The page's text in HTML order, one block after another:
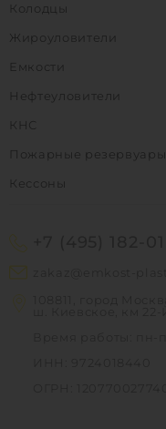
Колодцы
Жироуловители
Емкости
Нефтеуловители
КНС
Пожарные резервуары
Кессоны